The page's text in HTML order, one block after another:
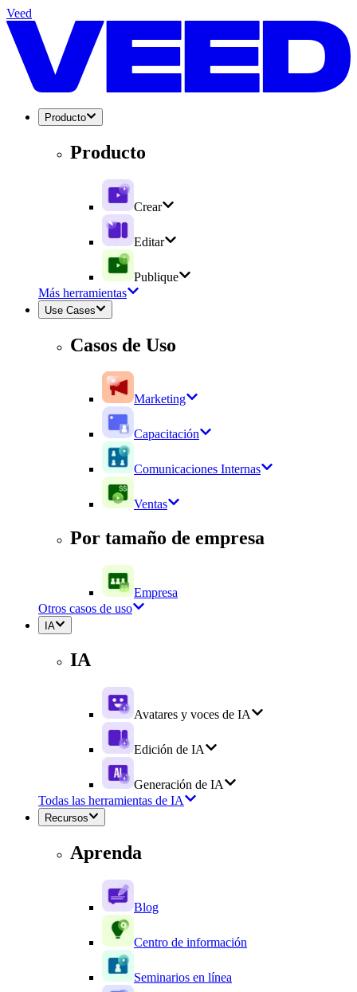
Veed
Producto
Producto
Crear
Editar
Publique
Más herramientas
Use Cases
Casos de Uso
Marketing
Capacitación
Comunicaciones Internas
Ventas
Por tamaño de empresa
Empresa
Otros casos de uso
IA
IA
Avatares y voces de IA
Edición de IA
Generación de IA
Todas las herramientas de IA
Recursos
Aprenda
Blog
Centro de información
Seminarios en línea